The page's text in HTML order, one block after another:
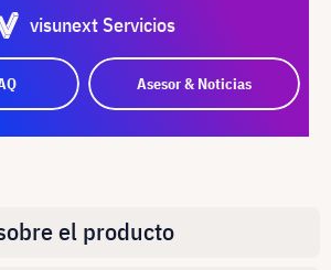
visunext Servicios
Asesor & Noticias
el producto